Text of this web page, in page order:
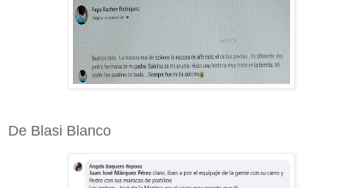
De Blasi Blanco